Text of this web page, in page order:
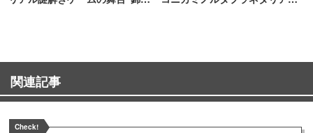
関連記事
Check!